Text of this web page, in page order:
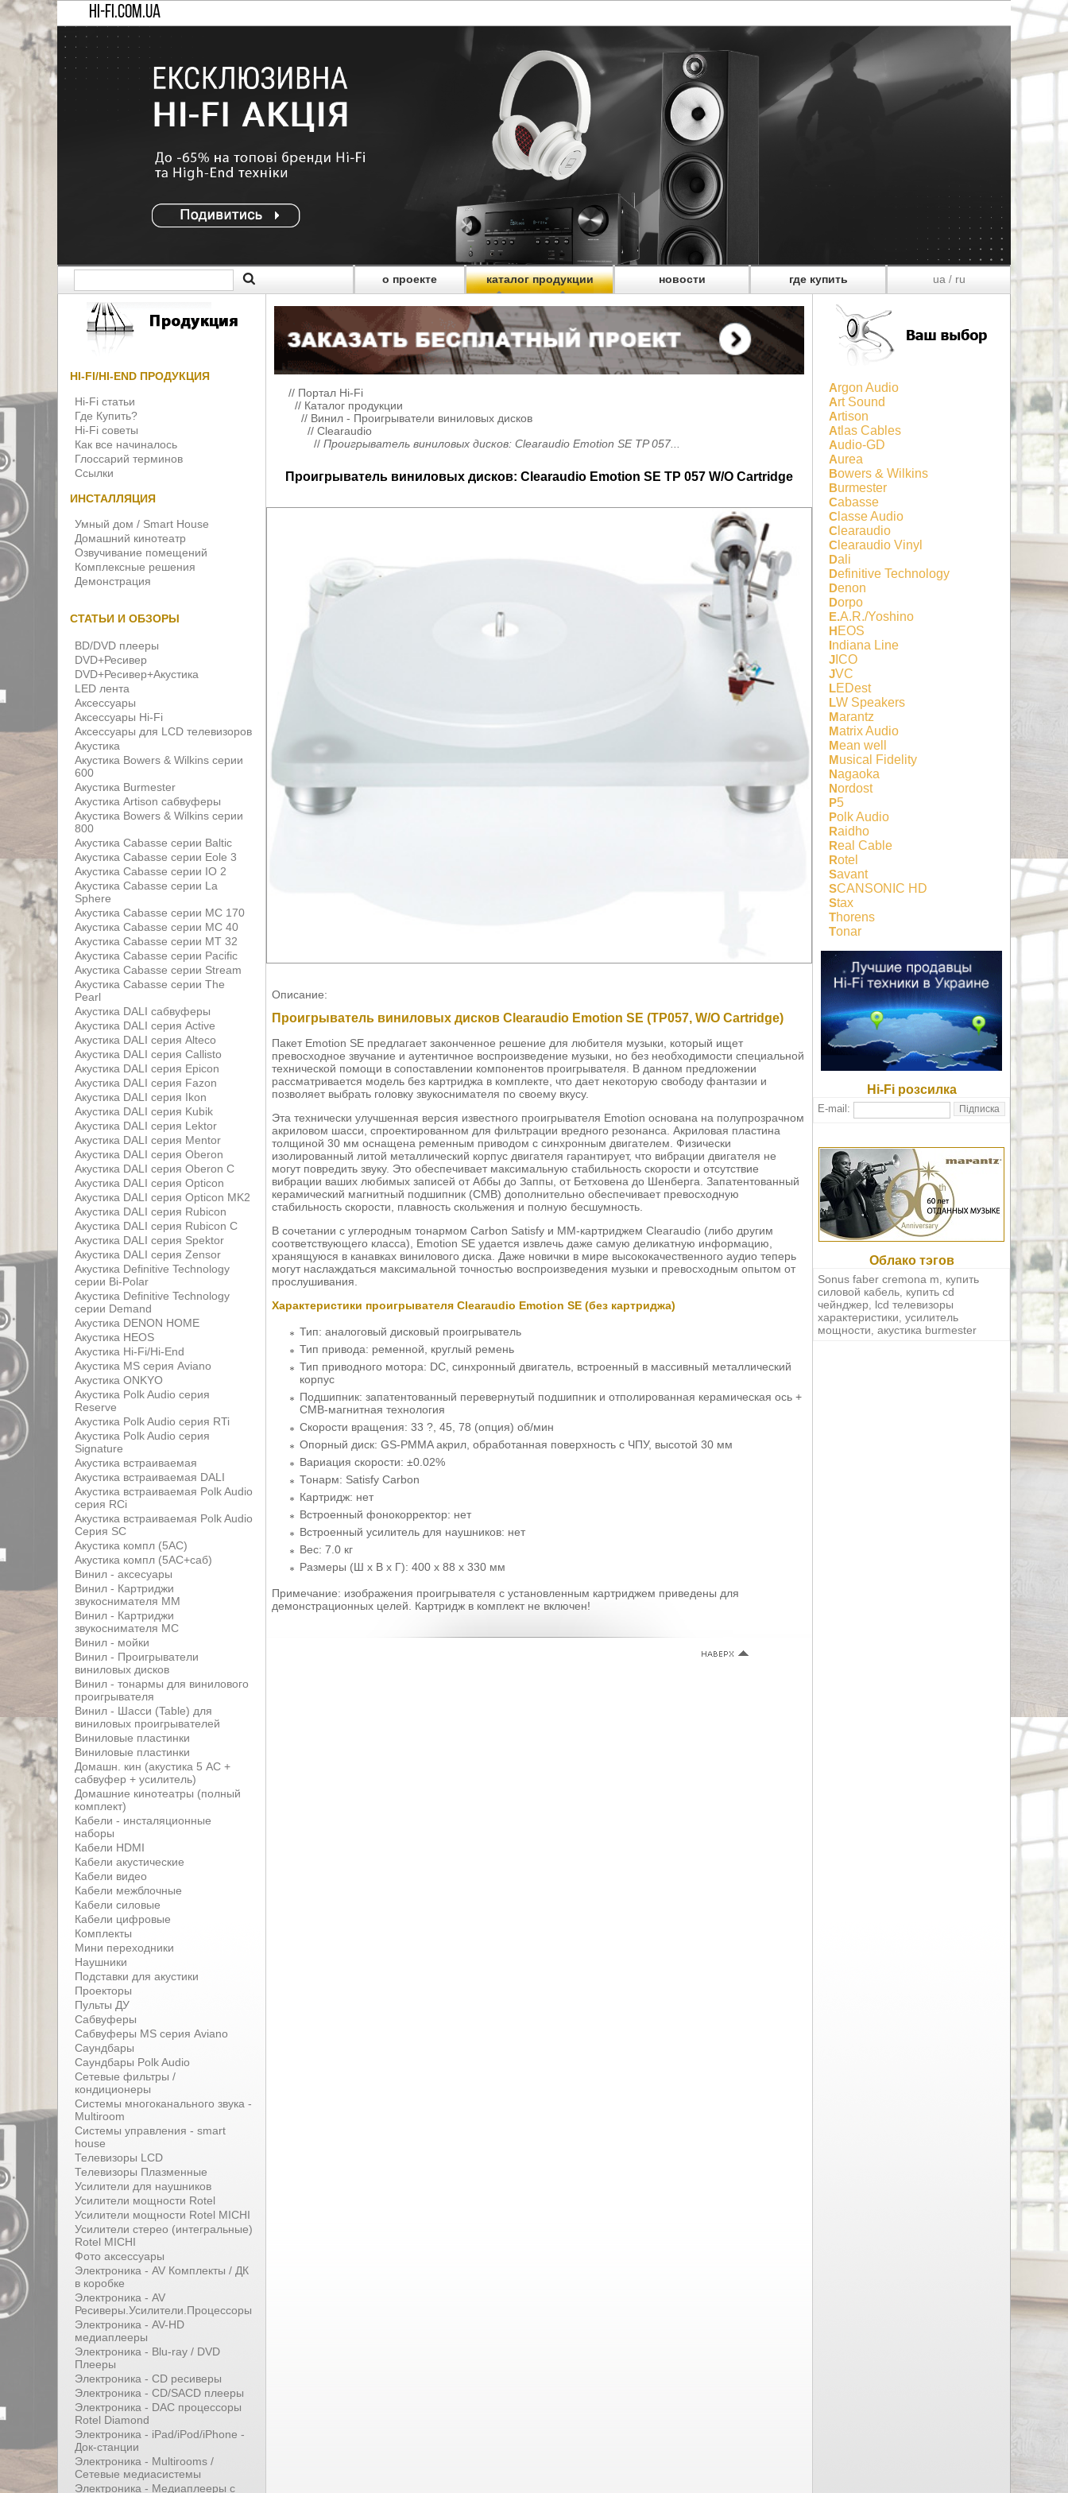
HI-FI.COM.UA
о проекте каталог продукции новости где купить ua/ ru
HI-FI/HI-END ПРОДУКЦИЯ
Hi-Fi статьи
Где Купить?
Hi-Fi советы
Как все начиналось
Глоссарий терминов
Ссылки
ИНСТАЛЛЯЦИЯ
Умный дом / Smart House
Домашний кинотеатр
Озвучивание помещений
Комплексные решения
Демонстрация
СТАТЬИ И ОБЗОРЫ
BD/DVD плееры
DVD+Ресивер
DVD+Ресивер+Акустика
LED лента
Аксессуары
Аксессуары Hi-Fi
Аксессуары для LCD телевизоров
Акустика
Акустика Bowers & Wilkins серии
600
Акустика Burmester
Акустика Artison сабвуферы
Акустика Bowers & Wilkins серии
800
Акустика Cabasse серии Baltic
Акустика Cabasse серии Eole 3
Акустика Cabasse серии IO 2
Акустика Cabasse серии La
Sphere
Акустика Cabasse серии MC 170
Акустика Cabasse серии MC 40
Акустика Cabasse серии MT 32
Акустика Cabasse серии Pacific
Акустика Cabasse серии Stream
Акустика Cabasse серии The
Pearl
Акустика DALI сабвуферы
Акустика DALI серия Active
Акустика DALI серия Alteco
Акустика DALI серия Callisto
Акустика DALI серия Epicon
Акустика DALI серия Fazon
Акустика DALI серия Ikon
Акустика DALI серия Kubik
Акустика DALI серия Lektor
Акустика DALI серия Mentor
Акустика DALI серия Oberon
Акустика DALI серия Oberon С
Акустика DALI серия Opticon
Акустика DALI серия Opticon MK2
Акустика DALI серия Rubicon
Акустика DALI серия Rubicon С
Акустика DALI серия Spektor
Акустика DALI серия Zensor
Акустика Definitive Technology
серии Bi-Polar
Акустика Definitive Technology
серии Demand
Акустика DENON HOME
Акустика HEOS
Акустика Hi-Fi/Hi-End
Акустика MS серия Aviano
Акустика ONKYO
Акустика Polk Audio серия
Reserve
Акустика Polk Audio серия RTi
Акустика Polk Audio серия
Signature
Акустика встраиваемая
Акустика встраиваемая DALI
Акустика встраиваемая Polk Audio
серия RCi
Акустика встраиваемая Polk Audio
Серия SC
Акустика компл (5АС)
Акустика компл (5АС+саб)
Винил - аксесуары
Винил - Картриджи
звукоснимателя MM
Винил - Картриджи
звукоснимателя MС
Винил - мойки
Винил - Проигрыватели
виниловых дисков
Винил - тонармы для винилового
проигрывателя
Винил - Шасси (Table) для
виниловых проигрывателей
Виниловые пластинки
Виниловые пластинки
Домашн. кин (акустика 5 АС +
сабвуфер + усилитель)
Домашние кинотеатры (полный
комплект)
Кабели - инсталяционные
наборы
Кабели HDMI
Кабели акустические
Кабели видео
Кабели межблочные
Кабели силовые
Кабели цифровые
Комплекты
Мини переходники
Наушники
Подставки для акустики
Проекторы
Пульты ДУ
Сабвуферы
Сабвуферы MS серия Aviano
Саундбары
Саундбары Polk Audio
Сетевые фильтры /
кондиционеры
Системы многоканального звука -
Multiroom
Системы управления - smart
house
Телевизоры LCD
Телевизоры Плазменные
Усилители для наушников
Усилители мощности Rotel
Усилители мощности Rotel MICHI
Усилители стерео (интегральные)
Rotel MICHI
Фото аксессуары
Электроника - AV Комплекты / ДК
в коробке
Электроника - AV
Ресиверы.Усилители.Процессоры
Электроника - AV-HD
медиаплееры
Электроника - Blu-ray / DVD
Плееры
Электроника - CD ресиверы
Электроника - CD/SACD плееры
Электроника - DAC процессоры
Rotel Diamond
Электроника - iPad/iPod/iPhone -
Док-станции
Электроника - Multirooms /
Сетевые медиасистемы
Электроника - Медиаплееры с
// Портал Hi-Fi
// Каталог продукции
// Винил - Проигрыватели виниловых дисков
// Clearaudio
// Проигрыватель виниловых дисков: Clearaudio Emotion SE TP 057...
Проигрыватель виниловых дисков: Clearaudio Emotion SE TP 057 W/O Cartridge
Описание:
Проигрыватель виниловых дисков Clearaudio Emotion SE (TP057, W/O Cartridge)
Пакет Emotion SE предлагает законченное решение для любителя музыки, который ищет
превосходное звучание и аутентичное воспроизведение музыки, но без необходимости специальной
технической помощи в сопоставлении компонентов проигрывателя. В данном предложении
рассматривается модель без картриджа в комплекте, что дает некоторую свободу фантазии и
позволяет выбрать головку звукоснимателя по своему вкусу.
Эта технически улучшенная версия известного проигрывателя Emotion основана на полупрозрачном
акриловом шасси, спроектированном для фильтрации вредного резонанса. Акриловая пластина
толщиной 30 мм оснащена ременным приводом с синхронным двигателем. Физически
изолированный литой металлический корпус двигателя гарантирует, что вибрации двигателя не
могут повредить звуку. Это обеспечивает максимальную стабильность скорости и отсутствие
вибрации ваших любимых записей от Аббы до Заппы, от Бетховена до Шенберга. Запатентованный
керамический магнитный подшипник (CMB) дополнительно обеспечивает превосходную
стабильность скорости, плавность скольжения и полную бесшумность.
В сочетании с углеродным тонармом Carbon Satisfy и MM-картриджем Clearaudio (либо другим
соответствующего класса), Emotion SE удается извлечь даже самую деликатную информацию,
хранящуюся в канавках винилового диска. Даже новички в мире высококачественного аудио теперь
могут наслаждаться максимальной точностью воспроизведения музыки и превосходным опытом от
прослушивания.
Характеристики проигрывателя Clearaudio Emotion SE (без картриджа)
Тип: аналоговый дисковый проигрыватель
Тип привода: ременной, круглый ремень
Тип приводного мотора: DC, синхронный двигатель, встроенный в массивный металлический
корпус
Подшипник: запатентованный перевернутый подшипник и отполированная керамическая ось +
CMB-магнитная технология
Скорости вращения: 33 ?, 45, 78 (опция) об/мин
Опорный диск: GS-PMMA акрил, обработанная поверхность с ЧПУ, высотой 30 мм
Вариация скорости: ±0.02%
Тонарм: Satisfy Carbon
Картридж: нет
Встроенный фонокорректор: нет
Встроенный усилитель для наушников: нет
Вес: 7.0 кг
Размеры (Ш х В х Г): 400 x 88 x 330 мм
Примечание: изображения проигрывателя с установленным картриджем приведены для
демонстрационных целей. Картридж в комплект не включен!
Argon Audio
Art Sound
Artison
Atlas Cables
Audio-GD
Aurea
Bowers & Wilkins
Burmester
Cabasse
Classe Audio
Clearaudio
Clearaudio Vinyl
Dali
Definitive Technology
Denon
Dorpo
E.A.R./Yoshino
HEOS
Indiana Line
JICO
JVC
LEDest
LW Speakers
Marantz
Matrix Audio
Mean well
Musical Fidelity
Nagaoka
Nordost
P5
Polk Audio
Raidho
Real Cable
Rotel
Savant
SCANSONIC HD
Stax
Thorens
Tonar
Hi-Fi розсилка
E-mail:
Облако тэгов
Sonus faber cremona m, купить
силовой кабель, купить cd
чейнджер, lcd телевизоры
характеристики, усилитель
мощности, акустика burmester